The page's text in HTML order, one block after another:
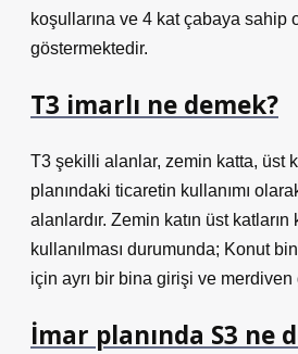
koşullarına ve 4 kat çabaya sahip
göstermektedir.
T3 imarlı ne demek?
T3 şekilli alanlar, zemin katta, üst
planındaki ticaretin kullanımı
alanlardır. Zemin katın üst
kullanılması durumunda; Konut
için ayrı bir bina girişi ve merdiven
İmar planında S3 ne